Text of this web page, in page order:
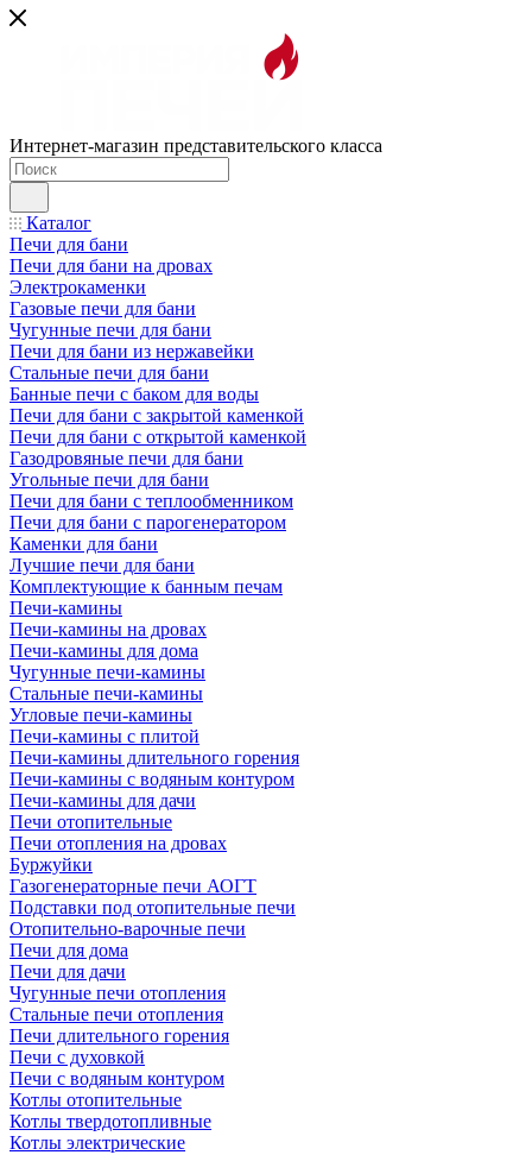
Интернет-магазин представительского класса
Каталог
Печи для бани
Печи для бани на дровах
Электрокаменки
Газовые печи для бани
Чугунные печи для бани
Печи для бани из нержавейки
Стальные печи для бани
Банные печи с баком для воды
Печи для бани с закрытой каменкой
Печи для бани с открытой каменкой
Газодровяные печи для бани
Угольные печи для бани
Печи для бани с теплообменником
Печи для бани с парогенератором
Каменки для бани
Лучшие печи для бани
Комплектующие к банным печам
Печи-камины
Печи-камины на дровах
Печи-камины для дома
Чугунные печи-камины
Стальные печи-камины
Угловые печи-камины
Печи-камины с плитой
Печи-камины длительного горения
Печи-камины с водяным контуром
Печи-камины для дачи
Печи отопительные
Печи отопления на дровах
Буржуйки
Газогенераторные печи АОГТ
Подставки под отопительные печи
Отопительно-варочные печи
Печи для дома
Печи для дачи
Чугунные печи отопления
Стальные печи отопления
Печи длительного горения
Печи с духовкой
Печи с водяным контуром
Котлы отопительные
Котлы твердотопливные
Котлы электрические